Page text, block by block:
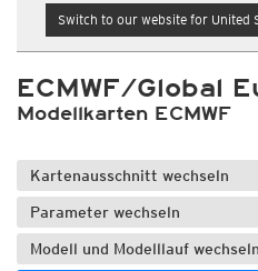
Switch to our website for United
ECMWF/Global
Modellkarten ECMWF
Kartenausschnitt wechseln
Parameter wechseln
Modell und Modelllauf wechseln